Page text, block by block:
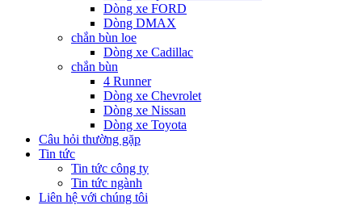
Dòng xe FORD
Dòng DMAX
chắn bùn loe
Dòng xe Cadillac
chắn bùn
4 Runner
Dòng xe Chevrolet
Dòng xe Nissan
Dòng xe Toyota
Câu hỏi thường gặp
Tin tức
Tin tức công ty
Tin tức ngành
Liên hệ với chúng tôi